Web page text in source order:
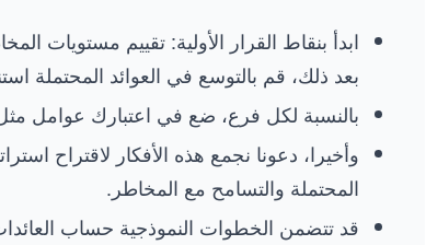
ابدأ بنقاط القرار الأولية: تقييم مستويات
بعد ذلك، قم بالتوسع في العوائد المحتملة
بالنسبة لكل فرع، ضع في اعتبارك عوامل
وأخيرا، دعونا نجمع هذه الأفكار لاقتراح
المحتملة والتسامح مع المخاطر.
قد تتضمن الخطوات النموذجية حساب العائدات